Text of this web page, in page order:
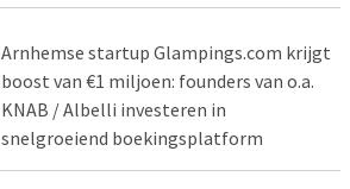
Arnhemse startup Glampings.com krijgt
boost van €1 miljoen: founders van o.a.
KNAB / Albelli investeren in
snelgroeiend boekingsplatform